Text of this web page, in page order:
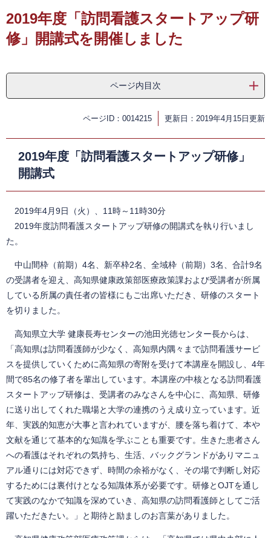
2019年度「訪問看護スタートアップ研
修」開講式を開催しました
ページ内目次
ページID：0014215 更新日：2019年4月15日更新
2019年度「訪問看護スタートアップ研修」
開講式
2019年4月9日（火）、11時～11時30分
2019年度訪問看護スタートアップ研修の開講式を執り行いまし
た。
中山間枠（前期）4名、新卒枠2名、全域枠（前期）3名、合計9名
の受講者を迎え、高知県健康政策部医療政策課および受講者が所属
している所属の責任者の皆様にもご出席いただき、研修のスタート
を切りました。
高知県立大学 健康長寿センターの池田光徳センター長からは、
「高知県は訪問看護師が少なく、高知県内隅々まで訪問看護サービ
スを提供していくために高知県の寄附を受けて本講座を開設し、4年
間で85名の修了者を輩出しています。本講座の中核となる訪問看護
スタートアップ研修は、受講者のみなさんを中心に、高知県、研修
に送り出してくれた職場と大学の連携のうえ成り立っています。近
年、実践的知恵が大事と言われていますが、腰を落ち着けて、本や
文献を通じて基本的な知識を学ぶことも重要です。生きた患者さん
への看護はそれぞれの気持ち、生活、バックグランドがありマニュ
アル通りには対応できず、時間の余裕がなく、その場で判断し対応
するためには裏付けとなる知識体系が必要です。研修とOJTを通し
て実践のなかで知識を深めていき、高知県の訪問看護師としてご活
躍いただきたい。」と期待と励ましのお言葉がありました。